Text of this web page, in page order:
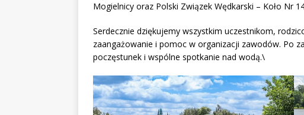
Mogielnicy oraz Polski Związek Wędkarski – Koło Nr
Serdecznie dziękujemy wszystkim uczestnikom,
zaangażowanie i pomoc w organizacji zawodów. Po
poczęstunek i wspólne spotkanie nad wodą.\